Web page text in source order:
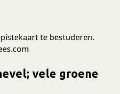
te bestuderen.
vele groene